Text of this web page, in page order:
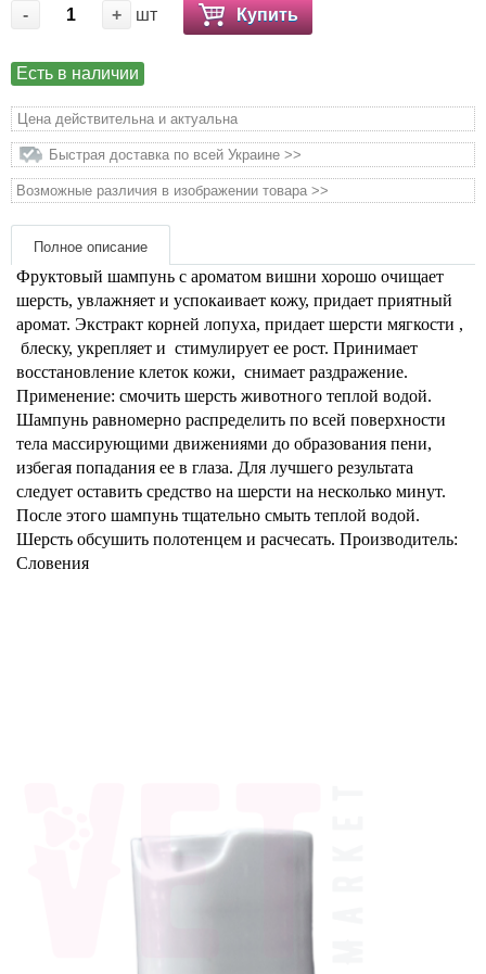
-
+ шт Купить
Есть в наличии
Цена действительна и актуальна
Быстрая доставка по всей Украине >>
Возможные различия в изображении товара >>
Полное описание
Фруктовый шампунь с ароматом вишни хорошо очищает
шерсть, увлажняет и успокаивает кожу, придает приятный
аромат. Экстракт корней лопуха, придает шерсти мягкости ,
блеску, укрепляет и стимулирует ее рост. Принимает
восстановление клеток кожи, снимает раздражение.
Применение: смочить шерсть животного теплой водой.
Шампунь равномерно распределить по всей поверхности
тела массирующими движениями до образования пени,
избегая попадания ее в глаза. Для лучшего результата
следует оставить средство на шерсти на несколько минут.
После этого шампунь тщательно смыть теплой водой.
Шерсть обсушить полотенцем и расчесать. Производитель:
Словения
Подарочные сертификаты
Товары для голубей
Товары для грызунов
Товары для лошадей
Товары для людей
Хозряд - хозтовары оптом
Популярные зоотовары
Архив / Снято с производства